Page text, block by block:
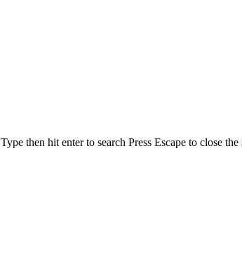
Type then hit enter to search Press Escape to close the